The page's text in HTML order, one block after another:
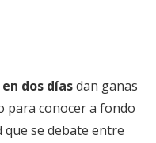
dos díasdan ganas
para conocer a fondo
que se debate entre